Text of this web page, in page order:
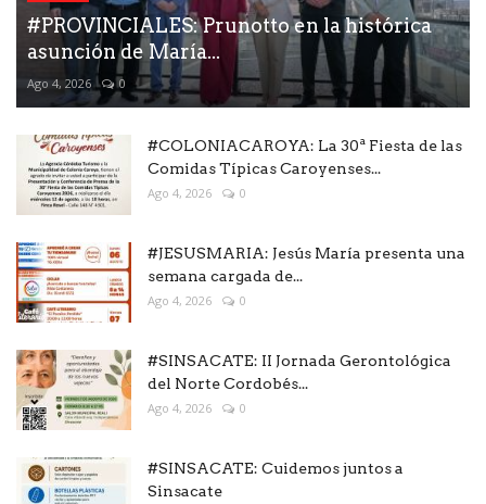
#PROVINCIALES: Prunotto en la histórica
asunción de María...
Ago 4, 2026 0
#COLONIACAROYA: La 30ª Fiesta de las
Comidas Típicas Caroyenses...
Ago 4, 2026 0
#JESUSMARIA: Jesús María presenta una
semana cargada de...
Ago 4, 2026 0
#SINSACATE: II Jornada Gerontológica
del Norte Cordobés...
Ago 4, 2026 0
#SINSACATE: Cuidemos juntos a
Sinsacate